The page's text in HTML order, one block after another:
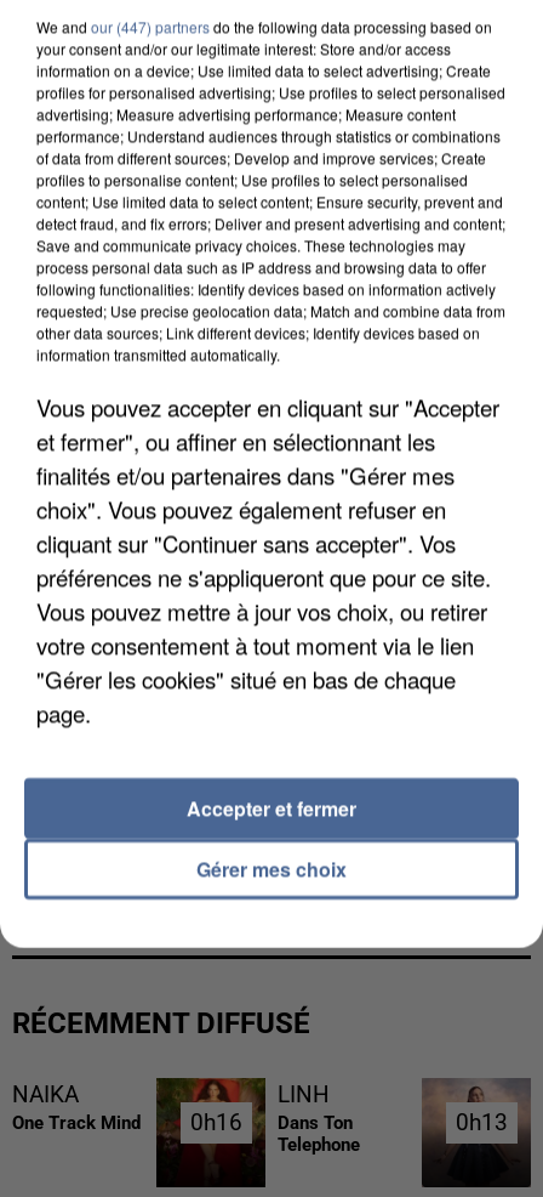
APRÈS TOUTES CES CANICULES, LES REFUGES
DE FAUNE SAUVAGE SONT...
L’UN DES FONDATEURS SUPPOSÉS DE LA DZ
MAFIA INTERPELLÉ EN ALGÉRIE
RÉCEMMENT DIFFUSÉ
NAIKA
One Track Mind 0h16
0h16
LINH
Dans Ton
Telephone
0h13
0h13
We and our (447) partnersdo the following data processing based on
your consent and/or our legitimate interest: Store and/or access
information on a device; Use limited data to select advertising; Create
profiles for personalised advertising; Use profiles to select personalised
advertising; Measure advertising performance; Measure content
performance; Understand audiences through statistics or combinations
of data from different sources; Develop and improve services; Create
profiles to personalise content; Use profiles to select personalised
content; Use limited data to select content; Ensure security, prevent and
detect fraud, and fix errors; Deliver and present advertising and content;
Save and communicate privacy choices. These technologies may
process personal data such as IP address and browsing data to offer
following functionalities: Identify devices based on information actively
requested; Use precise geolocation data; Match and combine data from
other data sources; Link different devices; Identify devices based on
information transmitted automatically.
Vous pouvez accepter en cliquant sur "Accepter
et fermer", ou affiner en sélectionnant les
finalités et/ou partenaires dans "Gérer mes
choix". Vous pouvez également refuser en
cliquant sur "Continuer sans accepter". Vos
préférences ne s'appliqueront que pour ce site.
Vous pouvez mettre à jour vos choix, ou retirer
votre consentement à tout moment via le lien
"Gérer les cookies" situé en bas de chaque
page.
Gérer mes choix
Accepter et fermer